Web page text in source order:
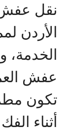
نقل
الأردن
عفش
تكون
أثناء